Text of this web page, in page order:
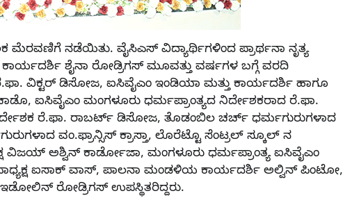
ನಡೆಯಿತು. ವೈಸಿಎಸ್ ವಿದ್ಯಾರ್ಥಿಗಳಿಂದ ಪ್ರಾರ್ಥನಾ ನೃತ್ಯ
ಶೈನಾ ರೋಡ್ರಿಗಸ್ ಮೂವತ್ತು ವರ್ಷಗಳ ಬಗ್ಗೆ ವರದಿ
ವಿಕ್ಟರ್ ಡಿಸೋಜ, ಐಸಿವೈಎಂ ಇಂಡಿಯಾ ಮತ್ತು ಕಾರ್ಯದರ್ಶಿ ಹಾಗೂ
ಐಸಿವೈಎಂ ಮಂಗಳೂರು ಧರ್ಮಪ್ರಾಂತ್ಯದ ನಿರ್ದೇಶಕರಾದ ರೆ.ಫಾ.
ರೆ.ಫಾ. ರಾಬರ್ಟ್ ಡಿಸೋಜ, ತೊಡಂಬಿಲ ಚರ್ಚ್ ಧರ್ಮಗುರುಗಳಾದ
ವಂ.ಫ್ರಾನ್ಸಿಸ್ ಕ್ರಾಸ್ತಾ, ಲೊರೆಟ್ಟೊ ಸೆಂಟ್ರಲ್ ಸ್ಕೂಲ್ ನ
ಅಶ್ವಿನ್ ಕಾರ್ಡೋಜಾ, ಮಂಗಳೂರು ಧರ್ಮಪ್ರಾಂತ್ಯ ಐಸಿವೈಎಂ
ಐಸಾಕ್ ವಾಸ್, ಪಾಲನಾ ಮಂಡಳಿಯ ಕಾರ್ಯದರ್ಶಿ ಅಲ್ವಿನ್ ಪಿಂಟೋ,
ರೋಡ್ರಿಗಸ್ ಉಪಸ್ಥಿತರಿದ್ದರು.